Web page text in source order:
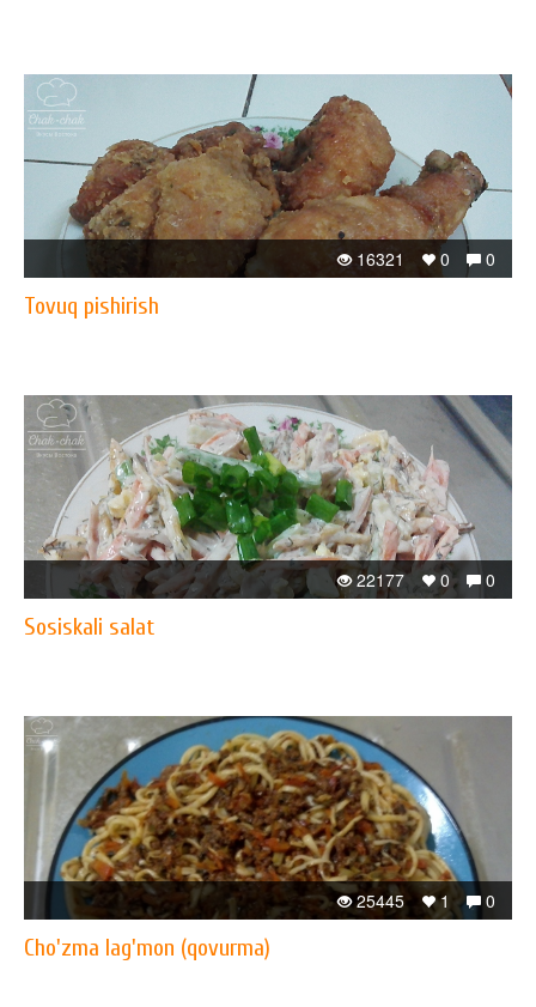
0
0
16321
Tovuq pishirish
0
0
22177
Sosiskali salat
0
1
25445
Cho'zma lag'mon (qovurma)